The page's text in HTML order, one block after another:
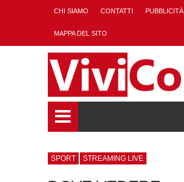
CHI SIAMO CONTATTI PUBBLICITÀ
MAPPA DEL SITO
SPORT STREAMING LIVE